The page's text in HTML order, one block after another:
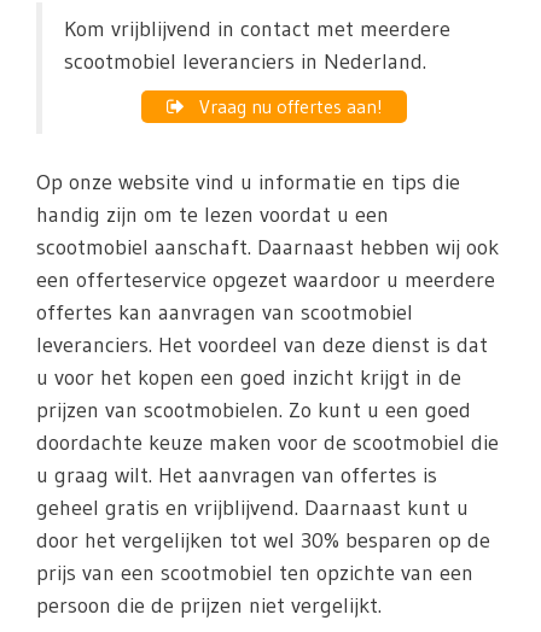
Kom vrijblijvend in contact met meerdere
scootmobiel leveranciers in Nederland.
Vraag nu offertes aan!
Op onze website vind u informatie en tips die
handig zijn om te lezen voordat u een
scootmobiel aanschaft. Daarnaast hebben wij ook
een offerteservice opgezet waardoor u meerdere
offertes kan aanvragen van scootmobiel
leveranciers. Het voordeel van deze dienst is dat
u voor het kopen een goed inzicht krijgt in de
prijzen van scootmobielen. Zo kunt u een goed
doordachte keuze maken voor de scootmobiel die
u graag wilt. Het aanvragen van offertes is
geheel gratis en vrijblijvend. Daarnaast kunt u
door het vergelijken tot wel 30% besparen op de
prijs van een scootmobiel ten opzichte van een
persoon die de prijzen niet vergelijkt.